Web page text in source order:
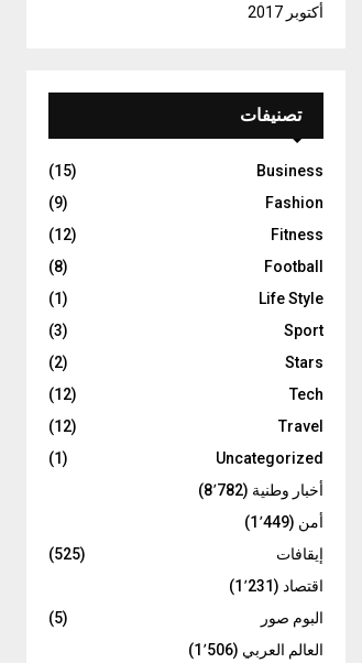
أكتوبر 2017
تصنيفات
Business
(15)
Fashion
(9)
Fitness
(12)
Football
(8)
Life Style
(1)
Sport
(3)
Stars
(2)
Tech
(12)
Travel
(12)
Uncategorized
(1)
أخبار وطنية (8٬782)
أمن (1٬449)
إيقافات
(525)
اقتصاد (1٬231)
البوم صور
(5)
العالم العربي (1٬506)